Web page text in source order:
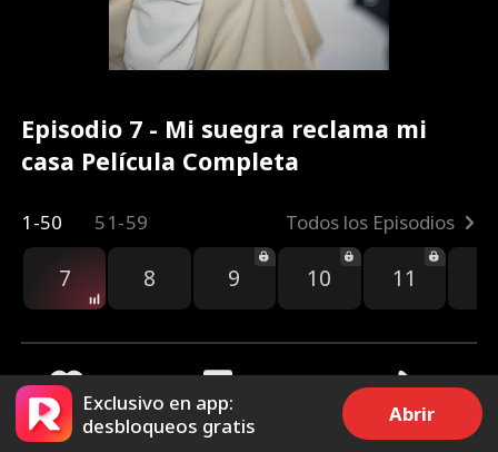
Episodio 7 - Mi suegra reclama mi
casa Película Completa
1-50 51-59 Todos los Episodios
7 8 9 10 11
2.5k 6.4k Compartir
Exclusivo en app:
desbloqueos gratis
Abrir